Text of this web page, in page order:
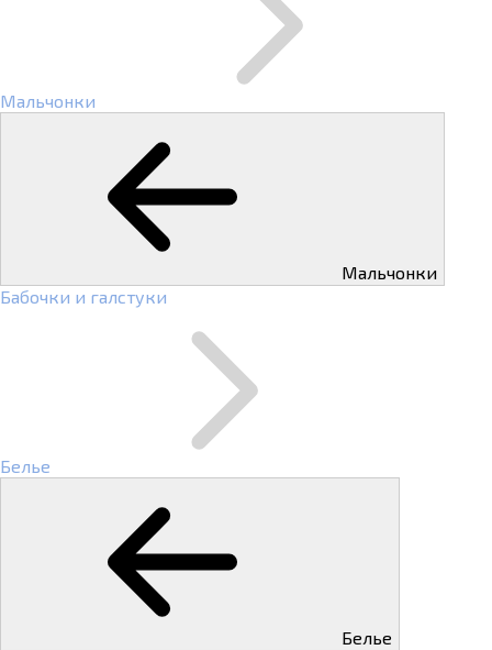
Мальчонки
Мальчонки
Бабочки и галстуки
Белье
Белье